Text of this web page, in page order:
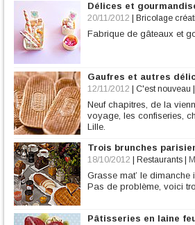
Délices et
20/11/2012 Bricolage
Fabrique de gâteaux et
Gaufres et autres
12/11/2012 C'est nouveau
Neuf chapitres, de la
voyage, les confiseries,
Lille.
Trois brunches
18/10/2012 Restaurants
Grasse mat’ le dimanche
Pas de problème, voici
Pâtisseries en laine